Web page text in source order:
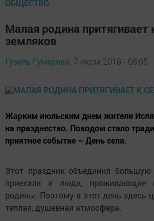
ОБЩЕСТВО
Малая родина притягивает
земляков
Гузель Гумерова, 7 июля 2018 - 08:05
Жарким июльским днем жители
на празднество. Поводом стало
приятное событие – День села.
Этот праздник объединил
приехали и люди, проживающие
родины. Поэтому в этот день здесь
теплая, душевная атмосфера.